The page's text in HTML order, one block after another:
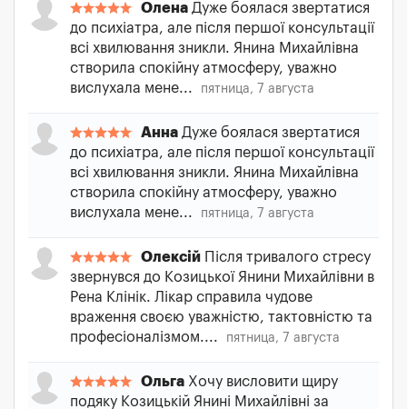
Олена Дуже боялася звертатися
до психіатра, але після першої консультації
всі хвилювання зникли. Янина Михайлівна
створила спокійну атмосферу, уважно
вислухала мене...
пятница, 7 августа
Анна Дуже боялася звертатися
до психіатра, але після першої консультації
всі хвилювання зникли. Янина Михайлівна
створила спокійну атмосферу, уважно
вислухала мене...
пятница, 7 августа
Олексій Після тривалого стресу
звернувся до Козицької Янини Михайлівни в
Рена Клінік. Лікар справила чудове
враження своєю уважністю, тактовністю та
професіоналізмом....
пятница, 7 августа
Ольга Хочу висловити щиру
подяку Козицькій Янині Михайлівні за